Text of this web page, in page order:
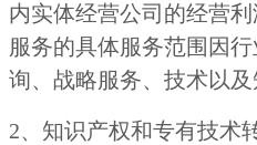
内实体经营公司的经营
服务的具体服务范围因
询、战略服务、技术以及
2、知识产权和专有技术